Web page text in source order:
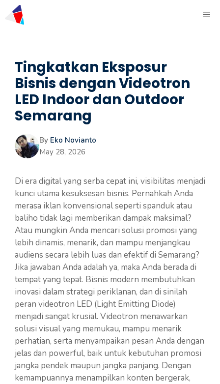
Tingkatkan Eksposur
Bisnis dengan Videotron
LED Indoor dan Outdoor
Semarang
By Eko Novianto
May 28, 2026
Di era digital yang serba cepat ini, visibilitas menjadi
kunci utama kesuksesan bisnis. Pernahkah Anda
merasa iklan konvensional seperti spanduk atau
baliho tidak lagi memberikan dampak maksimal?
Atau mungkin Anda mencari solusi promosi yang
lebih dinamis, menarik, dan mampu menjangkau
audiens secara lebih luas dan efektif di Semarang?
Jika jawaban Anda adalah ya, maka Anda berada di
tempat yang tepat. Bisnis modern membutuhkan
inovasi dalam strategi periklanan, dan di sinilah
peran videotron LED (Light Emitting Diode)
menjadi sangat krusial. Videotron menawarkan
solusi visual yang memukau, mampu menarik
perhatian, serta menyampaikan pesan Anda dengan
jelas dan powerful, baik untuk kebutuhan promosi
jangka pendek maupun jangka panjang. Dengan
kemampuannya menampilkan konten bergerak,